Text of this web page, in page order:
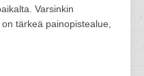
Varsinkin
tärkeä painopistealue,